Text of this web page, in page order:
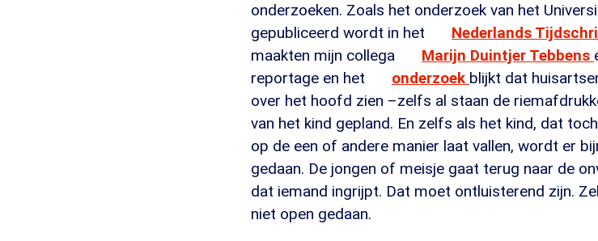
onderzoeken. Zoals het onderzoek van het
gepubliceerd wordt in het
Nederlands
maakten mijn collega
Marijn Duintjer Tebbens
reportage en het
onderzoek blijkt dat
over het hoofd zien –zelfs al staan de
van het kind gepland. En zelfs als het kind, dat
op de een of andere manier laat vallen, wordt er
gedaan. De jongen of meisje gaat terug naar de
dat iemand ingrijpt. Dat moet ontluisterend zijn.
niet open gedaan.